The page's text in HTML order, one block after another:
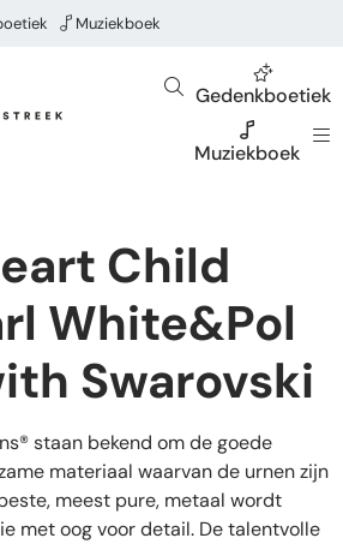
Muziekboek
Gedenkboetiek
Muziekboek
Child
White&Pol
Swarovski
staan bekend om de goede
materiaal waarvan de urnen zijn
meest pure, metaal wordt
met oog voor detail. De talentvolle